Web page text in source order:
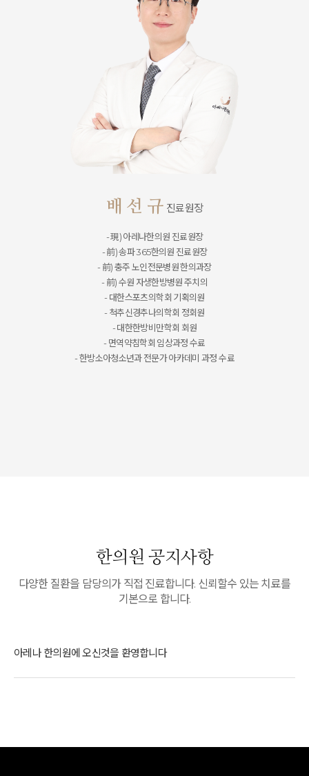
배 숙 영
배 선 규 진료원장
- 現) 아레나한의원 진료원장
- 前) 송파 365한의원 진료원장
- 前) 충주 노인전문병원 한의과장
- 前) 수원 자생한방병원 주치의
- 대한스포츠의학회 기획의원
- 척추신경추나의학회 정회원
- 대한한방비만학회 회원
- 면역약침학회 임상과정 수료
- 한방소아청소년과 전문가 아카데미 과정 수료
한의원 공지사항
다양한 질환을 담당의가 직접 진료합니다. 신뢰할수 있는 치료를
기본으로 합니다.
아레나 한의원에 오신것을 환영합니다